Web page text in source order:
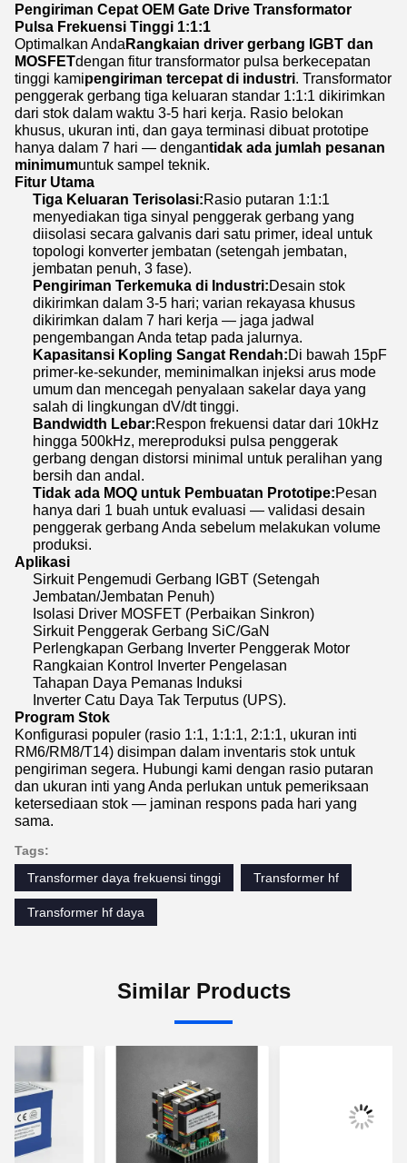
Pengiriman Cepat OEM Gate Drive Transformator
Pulsa Frekuensi Tinggi 1:1:1
Optimalkan AndaRangkaian driver gerbang IGBT dan
MOSFETdengan fitur transformator pulsa berkecepatan
tinggi kamipengiriman tercepat di industri. Transformator
penggerak gerbang tiga keluaran standar 1:1:1 dikirimkan
dari stok dalam waktu 3-5 hari kerja. Rasio belokan
khusus, ukuran inti, dan gaya terminasi dibuat prototipe
hanya dalam 7 hari — dengantidak ada jumlah pesanan
minimumuntuk sampel teknik.
Fitur Utama
Tiga Keluaran Terisolasi:Rasio putaran 1:1:1
menyediakan tiga sinyal penggerak gerbang yang
diisolasi secara galvanis dari satu primer, ideal untuk
topologi konverter jembatan (setengah jembatan,
jembatan penuh, 3 fase).
Pengiriman Terkemuka di Industri:Desain stok
dikirimkan dalam 3-5 hari; varian rekayasa khusus
dikirimkan dalam 7 hari kerja — jaga jadwal
pengembangan Anda tetap pada jalurnya.
Kapasitansi Kopling Sangat Rendah:Di bawah 15pF
primer-ke-sekunder, meminimalkan injeksi arus mode
umum dan mencegah penyalaan sakelar daya yang
salah di lingkungan dV/dt tinggi.
Bandwidth Lebar:Respon frekuensi datar dari 10kHz
hingga 500kHz, mereproduksi pulsa penggerak
gerbang dengan distorsi minimal untuk peralihan yang
bersih dan andal.
Tidak ada MOQ untuk Pembuatan Prototipe:Pesan
hanya dari 1 buah untuk evaluasi — validasi desain
penggerak gerbang Anda sebelum melakukan volume
produksi.
Aplikasi
Sirkuit Pengemudi Gerbang IGBT (Setengah
Jembatan/Jembatan Penuh)
Isolasi Driver MOSFET (Perbaikan Sinkron)
Sirkuit Penggerak Gerbang SiC/GaN
Perlengkapan Gerbang Inverter Penggerak Motor
Rangkaian Kontrol Inverter Pengelasan
Tahapan Daya Pemanas Induksi
Inverter Catu Daya Tak Terputus (UPS).
Program Stok
Konfigurasi populer (rasio 1:1, 1:1:1, 2:1:1, ukuran inti
RM6/RM8/T14) disimpan dalam inventaris stok untuk
pengiriman segera. Hubungi kami dengan rasio putaran
dan ukuran inti yang Anda perlukan untuk pemeriksaan
ketersediaan stok — jaminan respons pada hari yang
sama.
Tags:
Transformer daya frekuensi tinggi
Transformer hf
Transformer hf daya
Similar Products